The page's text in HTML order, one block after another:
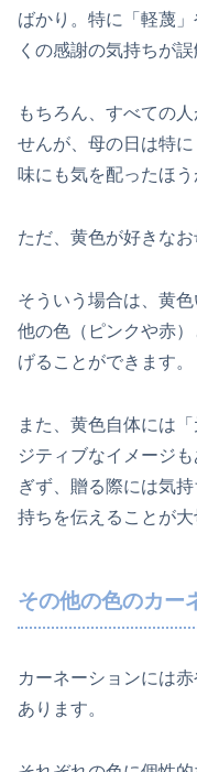
ばかり。特に「軽蔑
くの感謝の気持ちが
もちろん、すべての
せんが、母の日は特
味にも気を配ったほう
ただ、黄色が好きなお
そういう場合は、黄
他の色（ピンクや赤
げることができます。
また、黄色自体には
ジティブなイメージ
ぎず、贈る際には気
持ちを伝えることが大
その他の色のカー
カーネーションには
あります。